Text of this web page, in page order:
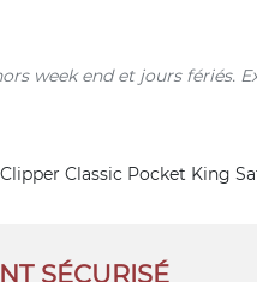
week end et jours fériés.
Classic Pocket King
SÉCURISÉ